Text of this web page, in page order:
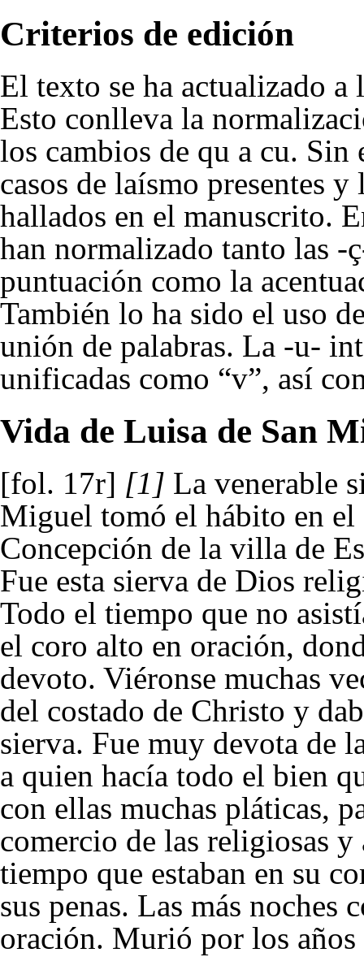
Criterios de edición
El texto se ha actualizado
Esto conlleva la
los cambios de qu a cu. Sin
casos de laísmo presentes
hallados en el manuscrito.
han normalizado tanto las -
puntuación como la
También lo ha sido el uso
unión de palabras. La -u-
unificadas como “v”, así
Vida de Luisa de San
[fol. 17r] [1] La venerable
Miguel tomó el hábito en
Concepción de la villa de
Fue esta sierva de Dios
Todo el tiempo que no
el coro alto en oración,
devoto. Viéronse muchas
del costado de Christo y
sierva. Fue muy devota de
a quien hacía todo el bien
con ellas muchas pláticas,
comercio de las religiosas
tiempo que estaban en su
sus penas. Las más noches
oración. Murió por los años